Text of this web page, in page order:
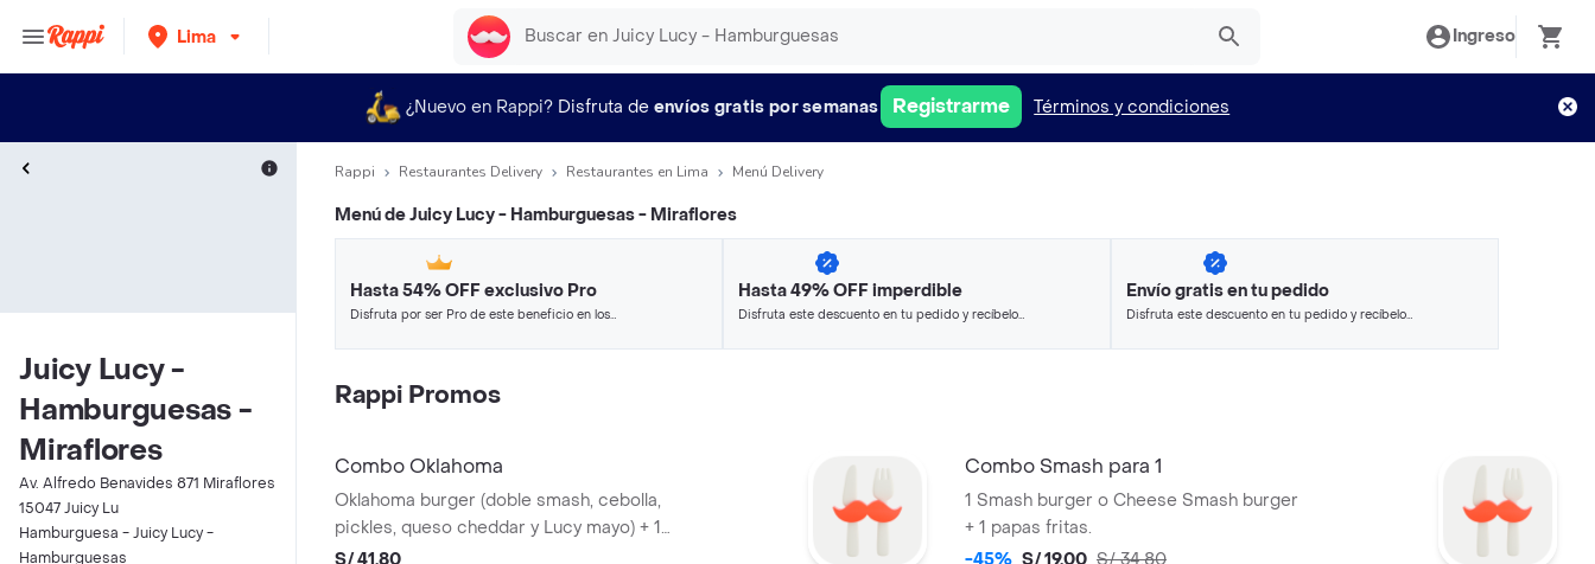
Lima Ingreso
¿Nuevo en Rappi? Disfruta de envíos gratis por semanas Registrarme Términos y condiciones
Juicy Lucy -
Hamburguesas -
Miraflores
Av. Alfredo Benavides 871 Miraflores
15047 Juicy Lu
Hamburguesa - Juicy Lucy -
Hamburguesas
Rappi Restaurantes Delivery Restaurantes en Lima Menú Delivery
Menú deJuicy Lucy - Hamburguesas - Miraflores
Hasta 54% OFF exclusivo Pro
Disfruta por ser Pro de este beneficio en los
Hasta 49% OFF imperdible
Disfruta este descuento en tu pedido y recíbelo
Envío gratis en tu pedido
Disfruta este descuento en tu pedido y recíbelo
Rappi Promos
Combo Oklahoma
Oklahoma burger (doble smash, cebolla,
pickles, queso cheddar y Lucy mayo) + 1
papas fritas.
Combo Smash para 1
1 Smash burger o Cheese Smash burger
+ 1 papas fritas.